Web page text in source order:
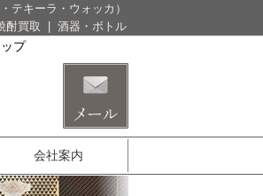
テキーラ・ウォッカ）
酎買取 酒器・ボトル
プ
会社案内